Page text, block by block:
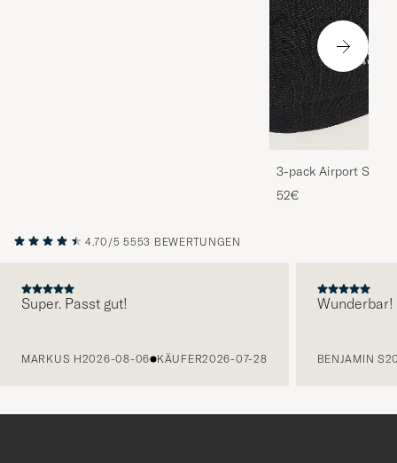
3-pack Airport
Melange
52€
4.70/5 5553 BEWERTUNGEN
Super. Passt gut!
MARKUS H2026-08-06 KÄUFER2026-07-28
Wunderbar!
BENJAMIN S